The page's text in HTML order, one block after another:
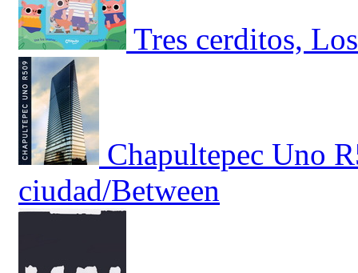
Tres cerditos,
Chapultepec Uno
ciudad/Between